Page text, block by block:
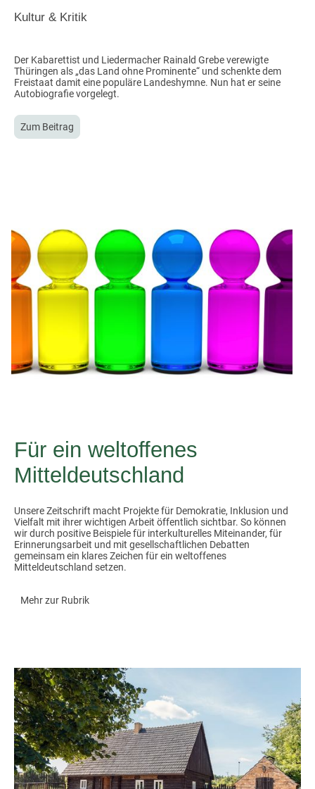
Kultur & Kritik
Der Kabarettist und Liedermacher Rainald Grebe verewigte
Thüringen als „das Land ohne Prominente“ und schenkte dem
Freistaat damit eine populäre Landeshymne. Nun hat er seine
Autobiografie vorgelegt.
Zum Beitrag
Für ein weltoffenes
Mitteldeutschland
Unsere Zeitschrift macht Projekte für Demokratie, Inklusion und
Vielfalt mit ihrer wichtigen Arbeit öffentlich sichtbar. So können
wir durch positive Beispiele für interkulturelles Miteinander, für
Erinnerungsarbeit und mit gesellschaftlichen Debatten
gemeinsam ein klares Zeichen für ein weltoffenes
Mitteldeutschland setzen.
Mehr zur Rubrik